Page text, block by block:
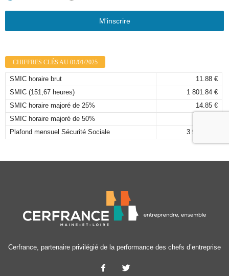
M'inscrire
CHIFFRES CLÉS AU 01/01/2025
SMIC horaire brut
11.88 €
SMIC (151,67 heures)
1 801.84 €
SMIC horaire majoré de 25%
14.85 €
SMIC horaire majoré de 50%
Plafond mensuel Sécurité Sociale
3 925,00 €
Cerfrance, partenaire privilégié de la performance des chefs d’entreprise